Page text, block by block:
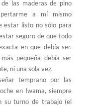
las maderas de pino
a mí mismo
estar listo no sólo para
seguro de que todo
en que debía ser.
pequeña debía ser
ni una sola vez.
temprano por las
en Iwama, siempre
su turno de trabajo (el